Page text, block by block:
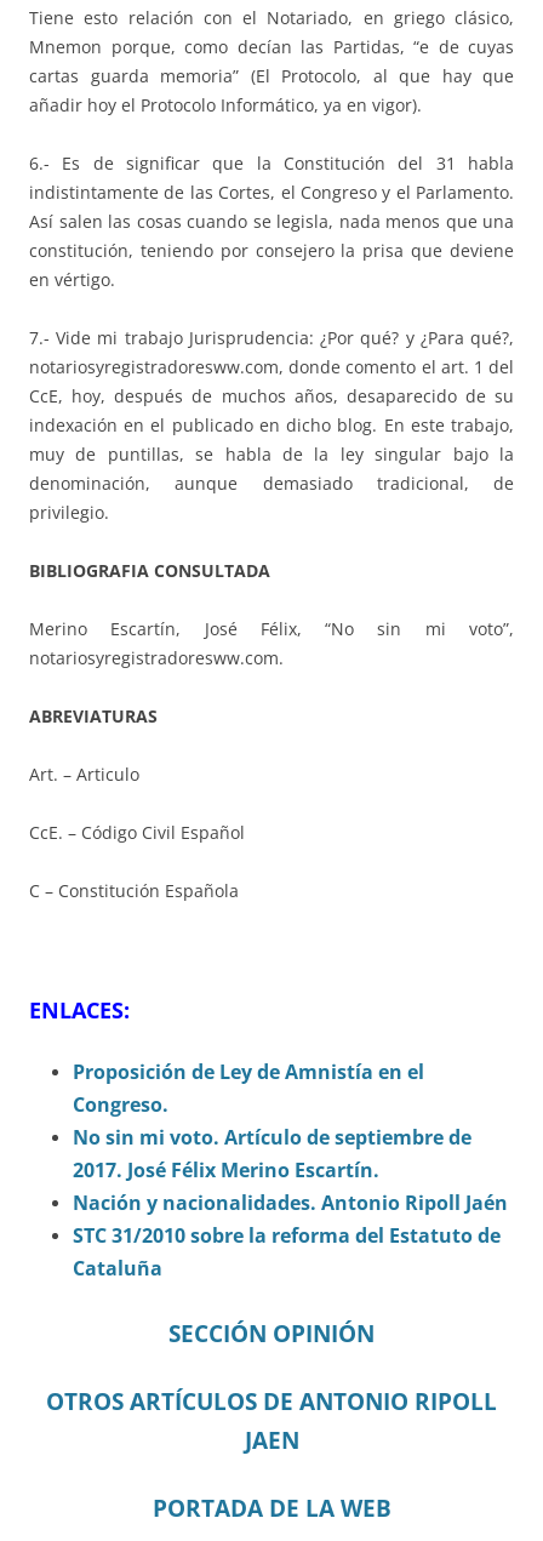
Tiene esto relación con el Notariado, en griego clásico,
Mnemon porque, como decían las Partidas, “e de cuyas
cartas guarda memoria” (El Protocolo, al que hay que
añadir hoy el Protocolo Informático, ya en vigor).
6.- Es de significar que la Constitución del 31 habla
indistintamente de las Cortes, el Congreso y el Parlamento.
Así salen las cosas cuando se legisla, nada menos que una
constitución, teniendo por consejero la prisa que deviene
en vértigo.
7.- Vide mi trabajo Jurisprudencia: ¿Por qué? y ¿Para qué?,
notariosyregistradoresww.com, donde comento el art. 1 del
CcE, hoy, después de muchos años, desaparecido de su
indexación en el publicado en dicho blog. En este trabajo,
muy de puntillas, se habla de la ley singular bajo la
denominación, aunque demasiado tradicional, de
privilegio.
BIBLIOGRAFIA CONSULTADA
Merino Escartín, José Félix, “No sin mi voto”,
notariosyregistradoresww.com.
ABREVIATURAS
Art. – Articulo
CcE. – Código Civil Español
C – Constitución Española
ENLACES:
Proposición de Ley de Amnistía en el
Congreso.
No sin mi voto. Artículo de septiembre de
2017. José Félix Merino Escartín.
Nación y nacionalidades. Antonio Ripoll Jaén
STC 31/2010 sobre la reforma del Estatuto de
Cataluña
SECCIÓN OPINIÓN
OTROS ARTÍCULOS DE ANTONIO RIPOLL
JAEN
PORTADA DE LA WEB